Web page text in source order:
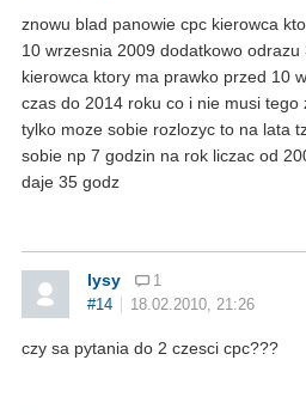
znowu blad panowie cpc kierowca
10 wrzesnia 2009 dodatkowo odrazu
kierowca ktory ma prawko przed 10
czas do 2014 roku co i nie musi
tylko moze sobie rozlozyc to na lata
sobie np 7 godzin na rok liczac od
daje 35 godz
lysy
1
#14
18.02.2010, 21:26
czy sa pytania do 2 czesci cpc???